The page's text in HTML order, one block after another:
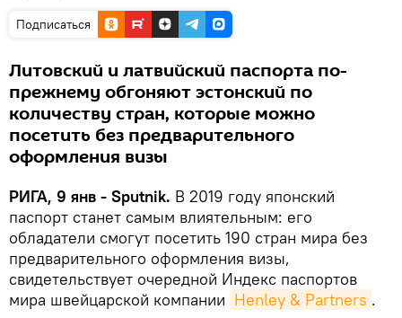
Подписаться
Литовский и латвийский паспорта по-
прежнему обгоняют эстонский по
количеству стран, которые можно
посетить без предварительного
оформления визы
РИГА, 9 янв - Sputnik. В 2019 году японский
паспорт станет самым влиятельным: его
обладатели смогут посетить 190 стран мира без
предварительного оформления визы,
свидетельствует очередной Индекс паспортов
мира швейцарской компании Henley & Partners .